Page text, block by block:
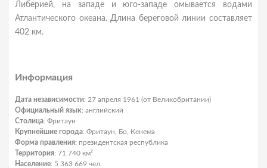
Либерией, на западе и юго-западе омывается водами
Атлантического океана. Длина береговой линии составляет
402 км.
Информация
Дата независимости: 27 апреля 1961 (от Великобритании)
Официальный язык: английский
Столица: Фритаун
Крупнейшие города: Фритаун, Бо, Кенема
Форма правления: президентская республика
Территория: 71 740 км²
Население: 5 363 669 чел.